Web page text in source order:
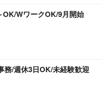
OK/WワークOK/9月開始
務/週休3日OK/未経験歓迎